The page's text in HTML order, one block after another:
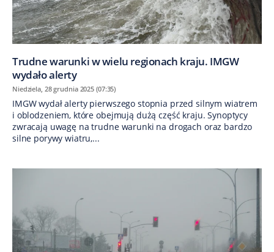
Trudne warunki w wielu regionach kraju. IMGW
wydało alerty
Niedziela, 28 grudnia 2025 (07:35)
IMGW wydał alerty pierwszego stopnia przed silnym wiatrem
i oblodzeniem, które obejmują dużą część kraju. Synoptycy
zwracają uwagę na trudne warunki na drogach oraz bardzo
silne porywy wiatru,...